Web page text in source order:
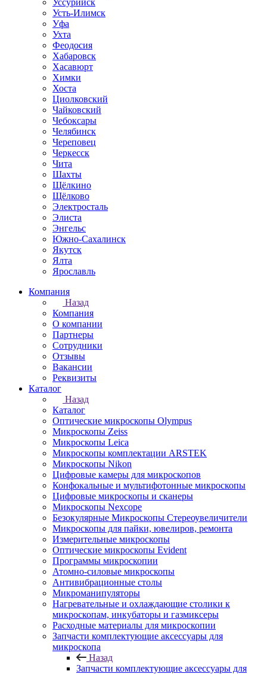
Уссурийск
Усть-Илимск
Уфа
Ухта
Феодосия
Хабаровск
Хасавюрт
Химки
Хоста
Циолковский
Чайковский
Чебоксары
Челябинск
Череповец
Черкесск
Чита
Шахты
Щёлкино
Щёлково
Электросталь
Элиста
Энгельс
Южно-Сахалинск
Якутск
Ялта
Ярославль
Компания
Назад
Компания
О компании
Партнеры
Сотрудники
Отзывы
Вакансии
Реквизиты
Каталог
Назад
Каталог
Оптические микроскопы Olympus
Микроскопы Zeiss
Микроскопы Leica
Микроскопы комплектации ARSTEK
Микроскопы Nikon
Цифровые камеры для микроскопов
Конфокальные и мультифотонные микроскопы
Цифровые микроскопы и сканеры
Микроскопы Nexcope
Безокулярные Микроскопы Стереоувеличители
Микроскопы для пайки, ювелиров, ремонта
Измерительные микроскопы
Оптические микроскопы Evident
Программы микроскопии
Атомно-силовые микроскопы
Антивибрационные столы
Микроманипуляторы
Нагревательные и охлаждающие столики к
микроскопам, инкубаторы и газмиксеры
Расходные материалы для микроскопии
Запчасти комплектующие аксессуары для
микроскопа
Назад
Запчасти комплектующие аксессуары для